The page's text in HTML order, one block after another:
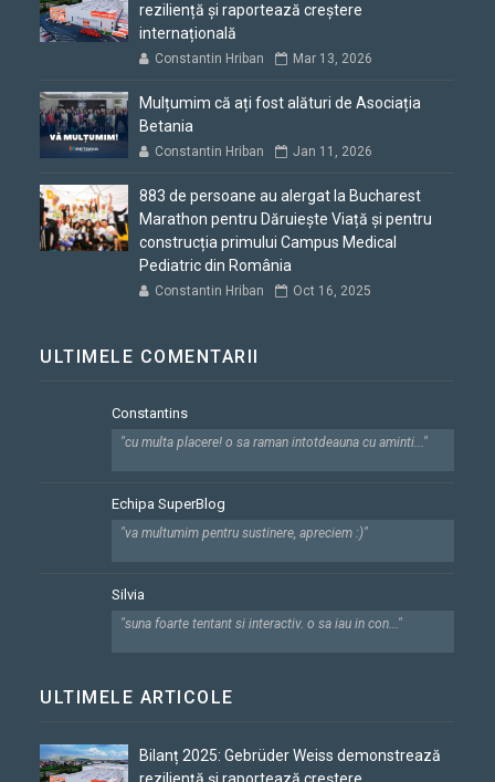
reziliență și raportează creștere
internațională
Constantin Hriban Mar 13, 2026
Mulțumim că ați fost alături de Asociația
Betania
Constantin Hriban Jan 11, 2026
883 de persoane au alergat la Bucharest
Marathon pentru Dăruiește Viață și pentru
construcția primului Campus Medical
Pediatric din România
Constantin Hriban Oct 16, 2025
ULTIMELE COMENTARII
Constantins
"cu multa placere! o sa raman intotdeauna cu aminti..."
Echipa SuperBlog
"va multumim pentru sustinere, apreciem :)"
Silvia
"suna foarte tentant si interactiv. o sa iau in con..."
ULTIMELE ARTICOLE
Bilanț 2025: Gebrüder Weiss demonstrează